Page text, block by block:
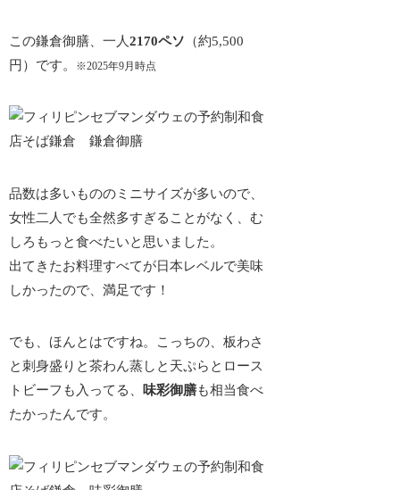
この鎌倉御膳、一人2170ペソ （約5,500
円）です。
※2025年9月時点
品数は多いもののミニサイズが多いので、
女性二人でも全然多すぎることがなく、む
しろもっと食べたいと思いました。
出てきたお料理すべてが日本レベルで美味
しかったので、満足です！
でも、ほんとはですね。こっちの、板わさ
と刺身盛りと茶わん蒸しと天ぷらとロース
トビーフ も入ってる、味彩御膳も相当食べ
たかったんです。